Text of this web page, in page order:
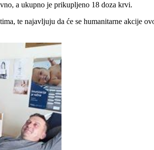
a ukupno je prikupljeno 18 doza krvi.
te najavljuju da će se humanitarne akcije